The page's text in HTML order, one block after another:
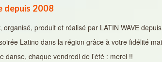
depuis 2008
produit et réalisé par LATIN WAVE
Latino dans la région grâce à votre fidélité
chaque vendredi de l’été : merci !!